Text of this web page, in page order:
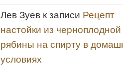
Лев Зуев к записи Рецепт
настойки из черноплодной
рябины на спирту в
условиях